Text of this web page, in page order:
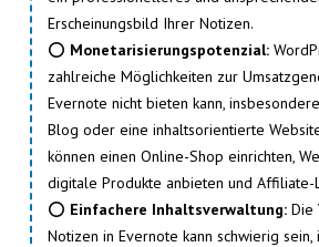
Erscheinungsbild Ihrer Notizen.
⭕ Monetarisierungspotenzial:
zahlreiche Möglichkeiten zur
Evernote nicht bieten kann,
Blog oder eine inhaltsorientierte
können einen Online-Shop einrichten,
digitale Produkte anbieten und Affiliate-
⭕ Einfachere Inhaltsverwaltung: Die
Notizen in Evernote kann schwierig